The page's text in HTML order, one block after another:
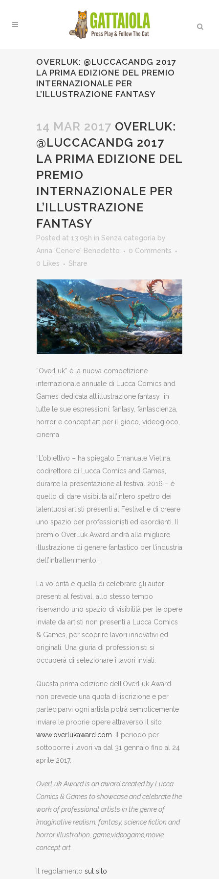
OVERLUK: @LUCCACANDG 2017
LA PRIMA EDIZIONE DEL PREMIO
INTERNAZIONALE PER
L’ILLUSTRAZIONE FANTASY
14 MAR 2017 OVERLUK:
@LUCCACANDG 2017
LA PRIMA EDIZIONE DEL
PREMIO
INTERNAZIONALE PER
L’ILLUSTRAZIONE
FANTASY
Posted at 13:05h in Senza categoria by
Anna 'Cenere' Benedetto
0 Comments
0
Likes Share
“OverLuk” è la nuova competizione
internazionale annuale di Lucca Comics and
Games dedicata all’illustrazione fantasy in
tutte le sue espressioni: fantasy, fantascienza,
horror e concept art per il gioco, videogioco,
cinema
“L’obiettivo – ha spiegato Emanuale Vietina,
codirettore di Lucca Comics and Games,
durante la presentazione al festival 2016 – è
quello di dare visibilità all’intero spettro dei
talentuosi artisti presenti al Festival e di creare
uno spazio per professionisti ed esordienti. Il
premio OverLuk Award andrà alla migliore
illustrazione di genere fantastico per l’industria
dell’intrattenimento”.
La volontà è quella di celebrare gli autori
presenti al festival, allo stesso tempo
riservando uno spazio di visibilità per le opere
inviate da artisti non presenti a Lucca Comics
& Games, per scoprire lavori innovativi ed
originali. Una giuria di professionisti si
occuperà di selezionare i lavori inviati.
Questa prima edizione dell’OverLuk Award
non prevede una quota di iscrizione e per
parteciparvi ogni artista potrà semplicemente
inviare le proprie opere attraverso il sito
www.overlukaward.com. Il periodo per
sottoporre i lavori va dal 31 gennaio fino al 24
aprile 2017.
OverLuk Award is an award created by Lucca
Comics & Games to showcase and celebrate the
work of professional artists in the genre of
imaginative realism: fantasy, science fiction and
horror illustration, game,videogame,movie
concept art.
Il regolamento sul sito